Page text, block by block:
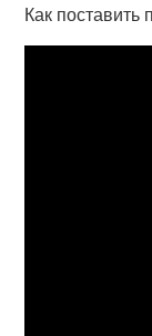
Как